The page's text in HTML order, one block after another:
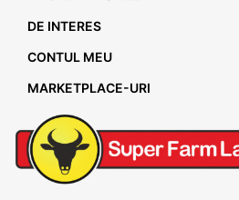
DE INTERES
CONTUL MEU
MARKETPLACE-URI